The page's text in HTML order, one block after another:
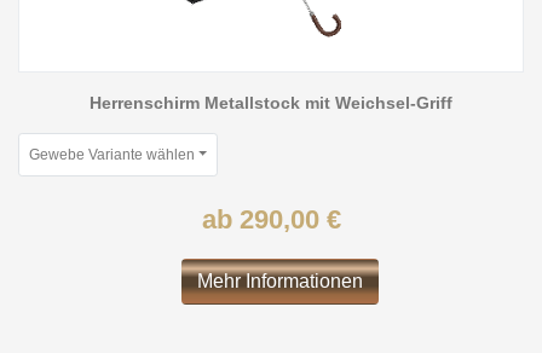
Herrenschirm Metallstock mit Weichsel-Griff
Gewebe Variante wählen
ab 290,00 €
Mehr Informationen